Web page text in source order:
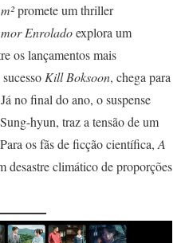
promete um thriller
Enroladoexplora um
os lançamentos mais
Kill Boksoon, chega para
no final do ano, o suspense
hyun, traz a tensão de um
os fãs de ficção científica, A
desastre climático de proporções